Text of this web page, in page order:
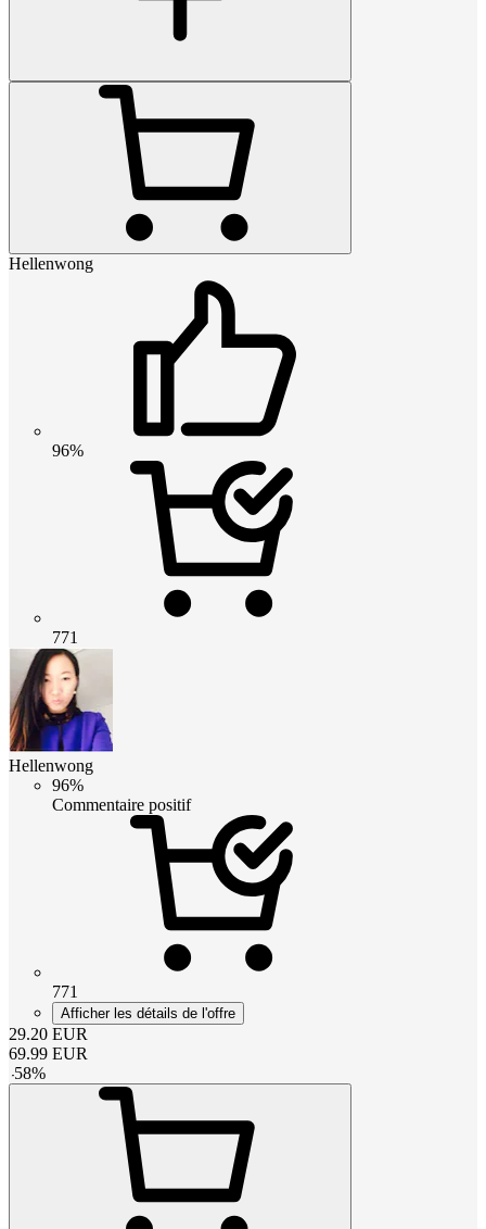
Hellenwong
96%
771
Hellenwong
96%
Commentaire positif
771
Afficher les détails de l'offre
29.20 EUR
69.99 EUR
-58%